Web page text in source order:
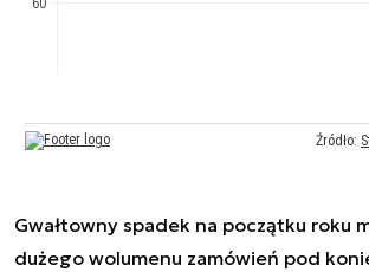
Gwałtowny spadek na początku roku
dużego wolumenu zamówień pod